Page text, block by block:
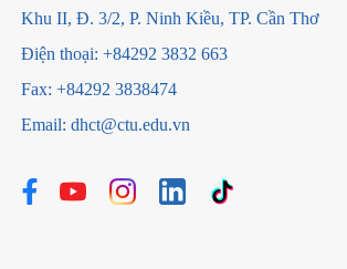
Khu II, Đ. 3/2, P. Ninh Kiều, TP. Cần Thơ
Điện thoại: +84292 3832 663
Fax: +84292 3838474
Email: dhct@ctu.edu.vn